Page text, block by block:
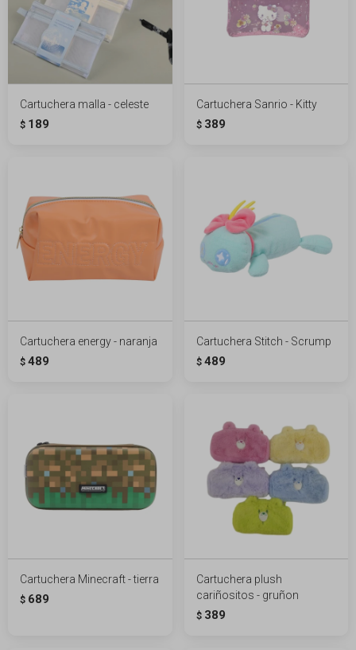
Cartuchera malla - celeste
$ 189
Cartuchera Sanrio - Kitty
$ 389
Cartuchera energy - naranja
$ 489
Cartuchera Stitch - Scrump
$ 489
Cartuchera Minecraft - tierra
$ 689
Cartuchera plush
cariñositos - gruñon
$ 389